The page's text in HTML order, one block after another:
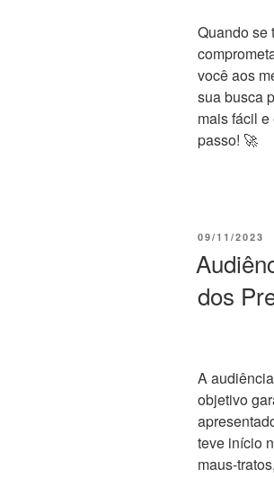
Quando se
você aos
sua busca
mais fácil
passo! 🚀
PUBLICADO
09/11/2023
dos
A
objetivo
teve início
maus-